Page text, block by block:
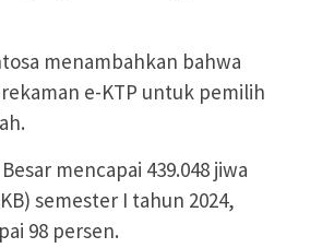
menambahkan bahwa
e-KTP untuk pemilih
mencapai 439.048 jiwa
semester I tahun 2024,
98 persen.